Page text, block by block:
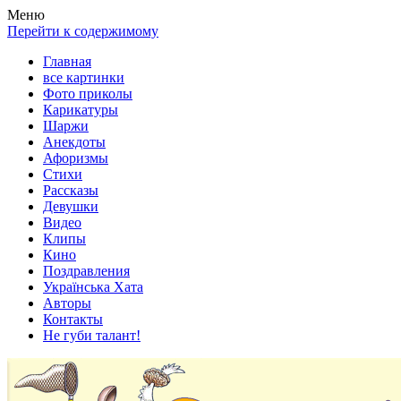
Весела хата — прикольные картинки, смешные истории, клипы!
Покажем всем ваши фото приколы, карикатуры, шаржи, стихи,
Меню
Перейти к содержимому
Главная
все картинки
Фото приколы
Карикатуры
Шаржи
Анекдоты
Афоризмы
Стихи
Рассказы
Девушки
Видео
Клипы
Кино
Поздравления
Українська Хата
Авторы
Контакты
Не губи талант!